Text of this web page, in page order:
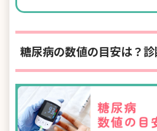
糖尿病の数値の目安は？